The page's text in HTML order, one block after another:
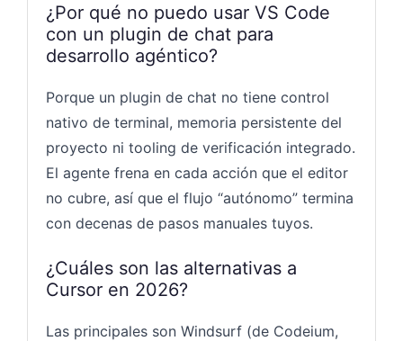
¿Por qué no puedo usar VS Code
con un plugin de chat para
desarrollo agéntico?
Porque un plugin de chat no tiene control
nativo de terminal, memoria persistente del
proyecto ni tooling de verificación integrado.
El agente frena en cada acción que el editor
no cubre, así que el flujo “autónomo” termina
con decenas de pasos manuales tuyos.
¿Cuáles son las alternativas a
Cursor en 2026?
Las principales son Windsurf (de Codeium,